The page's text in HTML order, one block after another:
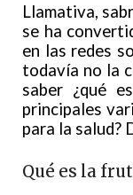
Llamativa,
se ha
en las redes
todavía no la
saber ¿qué
principales
para la salud?
Qué es la